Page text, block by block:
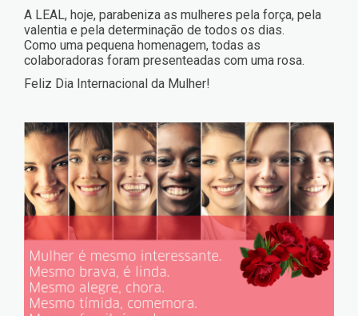
A LEAL, hoje, parabeniza as mulheres pela força, pela
valentia e pela determinação de todos os dias.
Como uma pequena homenagem, todas as
colaboradoras foram presenteadas com uma rosa.
Feliz Dia Internacional da Mulher!